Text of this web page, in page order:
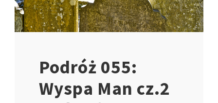
Podróż 055:
Wyspa Man cz.2